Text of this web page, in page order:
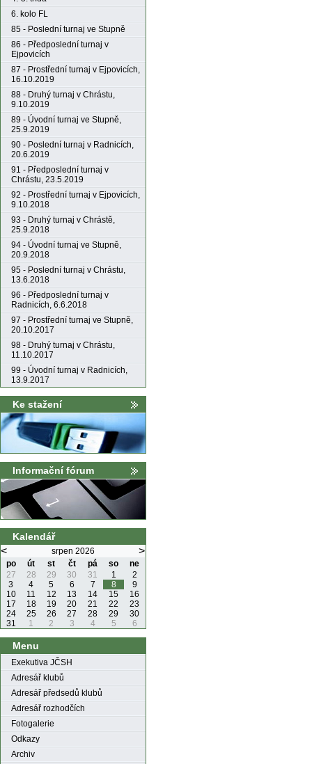
6. kolo FL
85 - Poslední turnaj ve Stupně
86 - Předposlední turnaj v
Ejpovicích
87 - Prostřední turnaj v Ejpovicích,
16.10.2019
88 - Druhý turnaj v Chrástu,
9.10.2019
89 - Úvodní turnaj ve Stupně,
25.9.2019
90 - Poslední turnaj v Radnicích,
20.6.2019
91 - Předposlední turnaj v
Chrástu, 23.5.2019
92 - Prostřední turnaj v Ejpovicích,
9.10.2018
93 - Druhý turnaj v Chrástě,
25.9.2018
94 - Úvodní turnaj ve Stupně,
20.9.2018
95 - Poslední turnaj v Chrástu,
13.6.2018
96 - Předposlední turnaj v
Radnicích, 6.6.2018
97 - Prostřední turnaj ve Stupně,
20.10.2017
98 - Druhý turnaj v Chrástu,
11.10.2017
99 - Úvodní turnaj v Radnicích,
13.9.2017
Ke stažení
Informační fórum
Kalendář
< srpen 2026 >
po út st čt pá so
ne
27
28 29 30 31 1
2
3
4 5 6 7 8
9
10
11 12 13 14 15
16
17
18 19 20 21 22
23
24
25 26 27 28 29
30
31
1 2 3 4 5 6
Menu
Exekutiva JČSH
Adresář klubů
Adresář předsedů klubů
Adresář rozhodčích
Fotogalerie
Odkazy
Archiv